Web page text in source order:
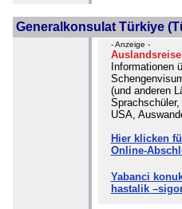
Generalkonsulat Türkiye
- Anzeige -
Informationen
(und anderen
USA,
Hier klicken
Online-
Yabanci
hastalik